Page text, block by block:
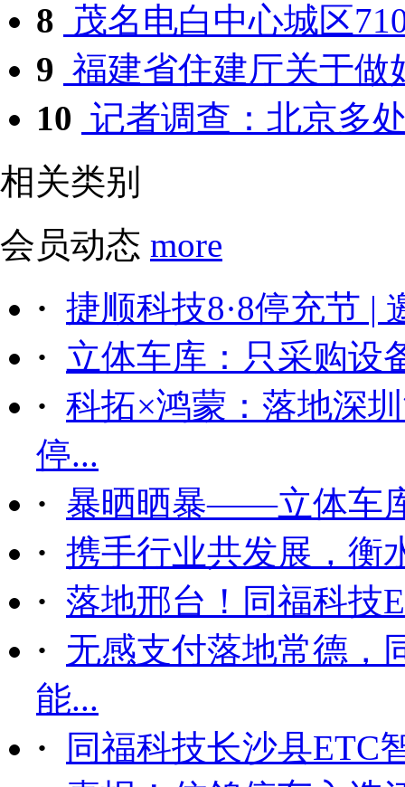
8 茂名电白中心城区
9 福建省住建厅关于做
10 记者调查：北京多
相关类别
会员动态 more
· 捷顺科技8·8停充节 |
· 立体车库：只采购设
· 科拓×鸿蒙：落地深
停...
· 暴晒晒暴——立体车
· 携手行业共发展，衡
· 落地邢台！同福科技
· 无感支付落地常德，
能...
·
同福科技长沙县ETC